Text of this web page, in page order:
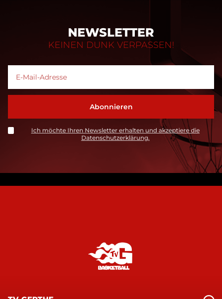
NEWSLETTER
KEINEN DUNK VERPASSEN!
Ich möchte Ihren Newsletter erhalten und akzeptiere die
Datenschutzerklärung.